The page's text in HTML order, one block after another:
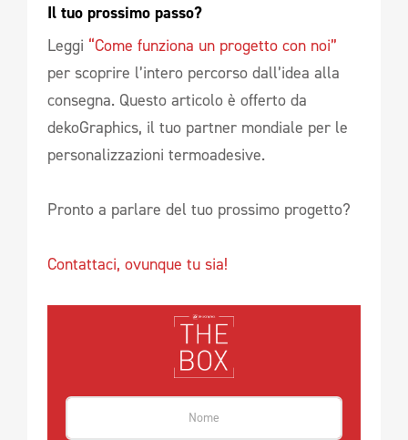
Il tuo prossimo passo?
Leggi “Come funziona un progetto con noi”
per scoprire l’intero percorso dall’idea alla
consegna. Questo articolo è offerto da
dekoGraphics, il tuo partner mondiale per le
personalizzazioni termoadesive.
Pronto a parlare del tuo prossimo progetto?
Contattaci, ovunque tu sia!